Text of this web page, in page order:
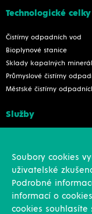
Technologické celky
Čistírny odpadních vod
Bioplynové stanice
Sklady kapalných
Průmyslové čistírny
Městské čistírny
Služby
Soubory cookies
uživatelské
Podrobné
informací o
cookies souhlasíte